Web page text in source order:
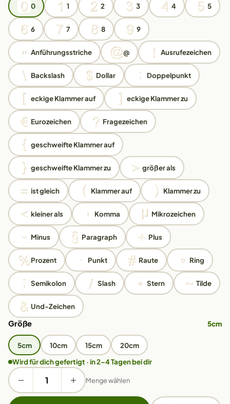
0 1 2 3 4 5
6 7 8 9
Anführungsstriche @ Ausrufezeichen
Backslash Dollar Doppelpunkt
eckige Klammer auf eckige Klammer zu
Eurozeichen Fragezeichen
geschweifte Klammer auf
geschweifte Klammer zu größer als
ist gleich Klammer auf Klammer zu
kleiner als Komma Mikrozeichen
Minus Paragraph Plus
Prozent Punkt Raute Ring
Semikolon Slash Stern Tilde
Und-Zeichen
Größe 5cm
5cm 10cm 15cm
20cm
Wird für dich gefertigt · in 2–4 Tagen bei dir
Menge wählen